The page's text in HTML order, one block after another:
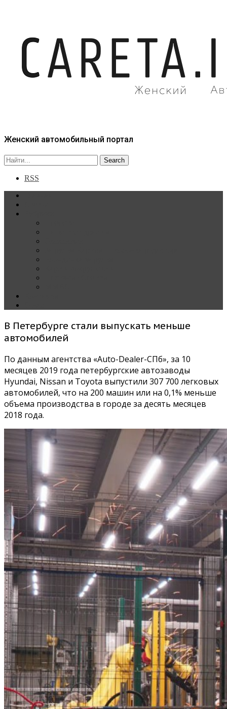
Женский автомобильный портал
RSS
В Петербурге стали выпускать меньше
автомобилей
По данным агентства «Auto-Dealer-СПб», за 10
месяцев 2019 года петербургские автозаводы
Hyundai, Nissan и Toyota выпустили 307 700 легковых
автомобилей, что на 200 машин или на 0,1% меньше
объема производства в городе за десять месяцев
2018 года.